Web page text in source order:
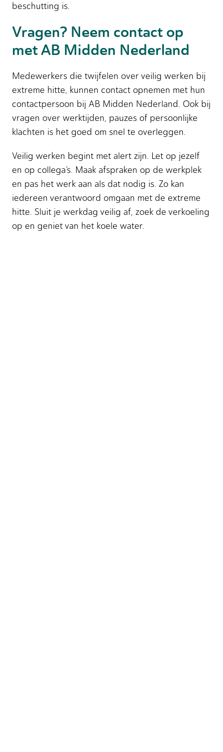
beschutting is.
Vragen? Neem contact op
met AB Midden Nederland
Medewerkers die twijfelen over veilig werken bij
extreme hitte, kunnen contact opnemen met hun
contactpersoon bij AB Midden Nederland. Ook bij
vragen over werktijden, pauzes of persoonlijke
klachten is het goed om snel te overleggen.
Veilig werken begint met alert zijn. Let op jezelf
en op collega’s. Maak afspraken op de werkplek
en pas het werk aan als dat nodig is. Zo kan
iedereen verantwoord omgaan met de extreme
hitte. Sluit je werkdag veilig af, zoek de verkoeling
op en geniet van het koele water.